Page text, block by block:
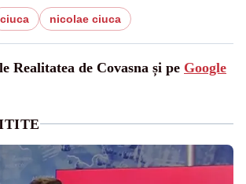
ciuca nicolae ciuca
Realitatea de Covasna și pe Google